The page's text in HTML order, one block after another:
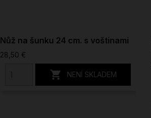
Nůž na šunku 24 cm. s voštinami
28,50 €
 NENÍ SKLADEM